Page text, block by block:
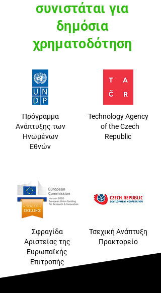
συνιστάται για
δημόσια
χρηματοδότηση
Πρόγραμμα
Ανάπτυξης των
Ηνωμένων
Εθνών
Σφραγίδα
Αριστείας της
Ευρωπαϊκής
Επιτροπής
Technology Agency
of the Czech
Republic
Τσεχική Ανάπτυξη
Πρακτορείο